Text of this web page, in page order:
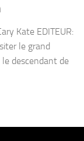
Kate EDITEUR:
le grand
descendant de